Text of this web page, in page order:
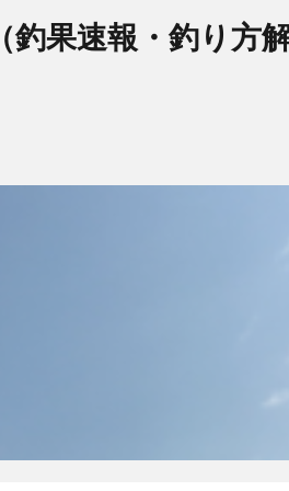
果速報・釣り方